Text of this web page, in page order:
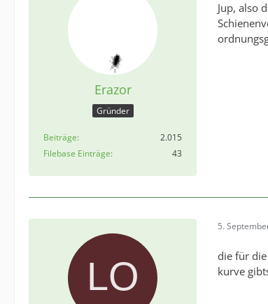
Erazor
Gründer
Beiträge
2.015
Filebase Einträge
43
Jup, also
5.
die für
kurve